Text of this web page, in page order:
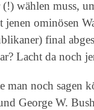
wählen muss,
jenen ominösen
final
Lacht da noch
man noch sagen
George W.